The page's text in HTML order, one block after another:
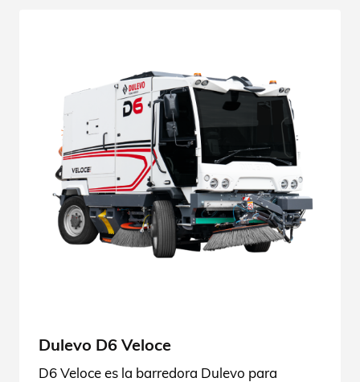
Dulevo D6 Veloce
D6 Veloce es la barredora Dulevo para